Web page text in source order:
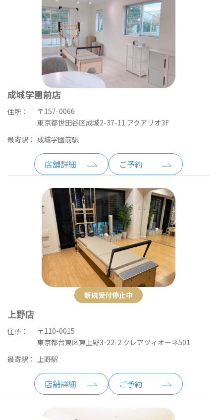
成城学園前店
住所：
〒157-0066
東京都世田谷区成城2-37-11 アクアリオ3F
最寄駅： 成城学園前駅
店舗詳細 ご予約
新規受付停止中
上野店
住所：
〒110-0015
東京都台東区東上野3-22-2 クレアツィオーネ501
最寄駅： 上野駅
店舗詳細 ご予約